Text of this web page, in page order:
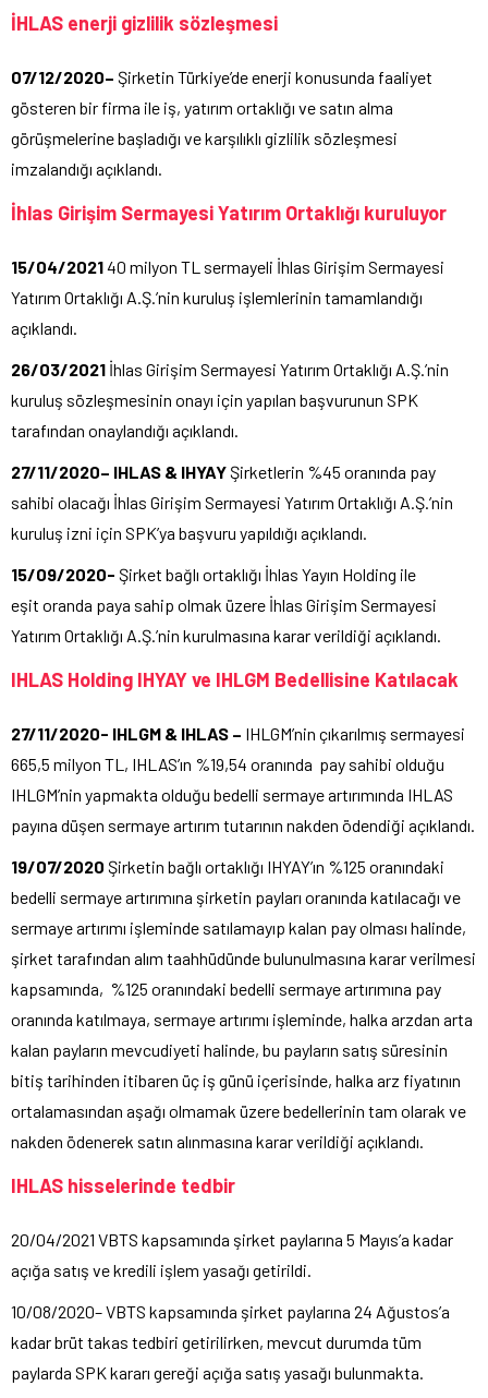
İHLAS enerji gizlilik sözleşmesi
07/12/2020– Şirketin Türkiye’de enerji konusunda faaliyet
gösteren bir firma ile iş, yatırım ortaklığı ve satın alma
görüşmelerine başladığı ve karşılıklı gizlilik sözleşmesi
imzalandığı açıklandı.
İhlas Girişim Sermayesi Yatırım Ortaklığı kuruluyor
15/04/202140 milyon TL sermayeli İhlas Girişim Sermayesi
Yatırım Ortaklığı A.Ş.’nin kuruluş işlemlerinin tamamlandığı
açıklandı.
26/03/2021 İhlas Girişim Sermayesi Yatırım Ortaklığı A.Ş.’nin
kuruluş sözleşmesinin onayı için yapılan başvurunun SPK
tarafından onaylandığı açıklandı.
27/11/2020– IHLAS & IHYAYŞirketlerin %45 oranında pay
sahibi olacağı İhlas Girişim Sermayesi Yatırım Ortaklığı A.Ş.’nin
kuruluş izni için SPK’ya başvuru yapıldığı açıklandı.
15/09/2020- Şirket bağlı ortaklığı İhlas Yayın Holding ile
eşit oranda paya sahip olmak üzere İhlas Girişim Sermayesi
Yatırım Ortaklığı A.Ş.’nin kurulmasına karar verildiği açıklandı.
IHLAS Holding IHYAY ve IHLGM Bedellisine Katılacak
27/11/2020- IHLGM & IHLAS – IHLGM’nin çıkarılmış sermayesi
665,5 milyon TL, IHLAS’ın %19,54 oranında pay sahibi olduğu
IHLGM’nin yapmakta olduğu bedelli sermaye artırımında IHLAS
payına düşen sermaye artırım tutarının nakden ödendiği açıklandı.
19/07/2020 Şirketin bağlı ortaklığı IHYAY’ın %125 oranındaki
bedelli sermaye artırımına şirketin payları oranında katılacağı ve
sermaye artırımı işleminde satılamayıp kalan pay olması halinde,
şirket tarafından alım taahhüdünde bulunulmasına karar verilmesi
kapsamında, %125 oranındaki bedelli sermaye artırımına pay
oranında katılmaya, sermaye artırımı işleminde, halka arzdan arta
kalan payların mevcudiyeti halinde, bu payların satış süresinin
bitiş tarihinden itibaren üç iş günü içerisinde, halka arz fiyatının
ortalamasından aşağı olmamak üzere bedellerinin tam olarak ve
nakden ödenerek satın alınmasına karar verildiği açıklandı.
IHLAS hisselerinde tedbir
20/04/2021 VBTS kapsamında şirket paylarına 5 Mayıs’a kadar
açığa satış ve kredili işlem yasağı getirildi.
10/08/2020– VBTS kapsamında şirket paylarına 24 Ağustos’a
kadar brüt takas tedbiri getirilirken, mevcut durumda tüm
paylarda SPK kararı gereği açığa satış yasağı bulunmakta.